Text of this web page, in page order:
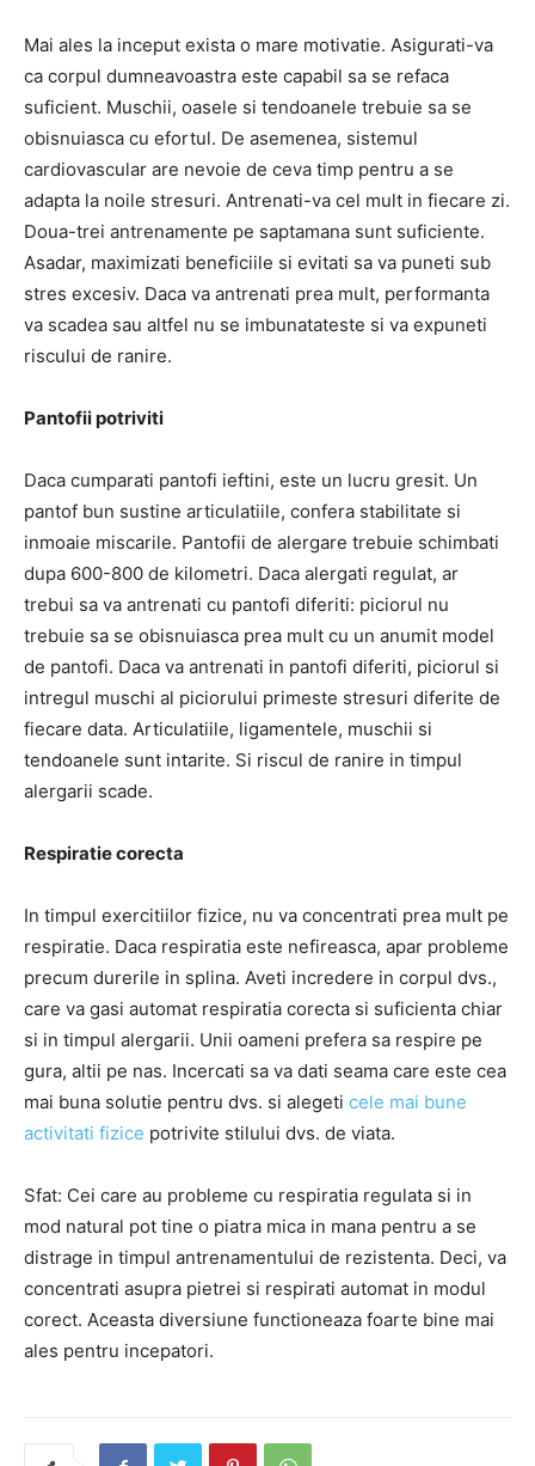
Mai ales la inceput exista o mare motivatie. Asigurati-va
ca corpul dumneavoastra este capabil sa se refaca
suficient. Muschii, oasele si tendoanele trebuie sa se
obisnuiasca cu efortul. De asemenea, sistemul
cardiovascular are nevoie de ceva timp pentru a se
adapta la noile stresuri. Antrenati-va cel mult in fiecare zi.
Doua-trei antrenamente pe saptamana sunt suficiente.
Asadar, maximizati beneficiile si evitati sa va puneti sub
stres excesiv. Daca va antrenati prea mult, performanta
va scadea sau altfel nu se imbunatateste si va expuneti
riscului de ranire.
Pantofii potriviti
Daca cumparati pantofi ieftini, este un lucru gresit. Un
pantof bun sustine articulatiile, confera stabilitate si
inmoaie miscarile. Pantofii de alergare trebuie schimbati
dupa 600-800 de kilometri. Daca alergati regulat, ar
trebui sa va antrenati cu pantofi diferiti: piciorul nu
trebuie sa se obisnuiasca prea mult cu un anumit model
de pantofi. Daca va antrenati in pantofi diferiti, piciorul si
intregul muschi al piciorului primeste stresuri diferite de
fiecare data. Articulatiile, ligamentele, muschii si
tendoanele sunt intarite. Si riscul de ranire in timpul
alergarii scade.
Respiratie corecta
In timpul exercitiilor fizice, nu va concentrati prea mult pe
respiratie. Daca respiratia este nefireasca, apar probleme
precum durerile in splina. Aveti incredere in corpul dvs.,
care va gasi automat respiratia corecta si suficienta chiar
si in timpul alergarii. Unii oameni prefera sa respire pe
gura, altii pe nas. Incercati sa va dati seama care este cea
mai buna solutie pentru dvs. si alegeti cele mai bune
activitati fizice potrivite stilului dvs. de viata.
Sfat: Cei care au probleme cu respiratia regulata si in
mod natural pot tine o piatra mica in mana pentru a se
distrage in timpul antrenamentului de rezistenta. Deci, va
concentrati asupra pietrei si respirati automat in modul
corect. Aceasta diversiune functioneaza foarte bine mai
ales pentru incepatori.